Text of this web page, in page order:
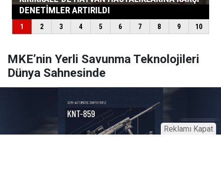
MKE’nin Yerli Savunma Teknolojileri
Dünya Sahnesinde
Reklamı Kapat